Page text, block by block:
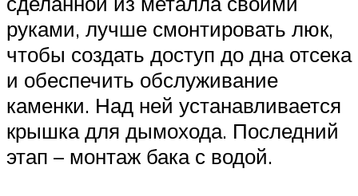
руками, лучше смонтировать люк,
чтобы создать доступ до дна отсека
и обеспечить обслуживание
каменки. Над ней устанавливается
крышка для дымохода. Последний
этап – монтаж бака с водой.